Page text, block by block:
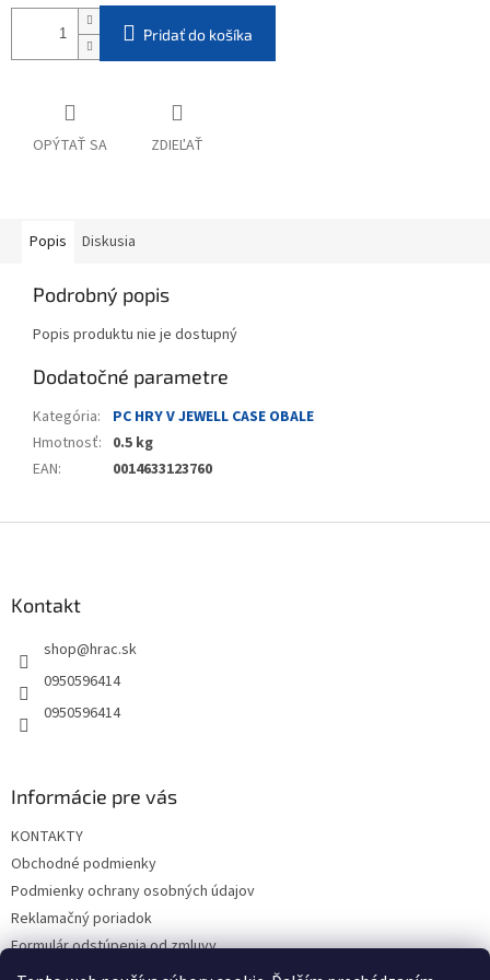
Pridať do košíka
OPÝTAŤ SA ZDIEĽAŤ
Popis Diskusia
Podrobný popis
Popis produktu nie je dostupný
Dodatočné parametre
Kategória:
PC HRY V JEWELL CASE OBALE
Hmotnosť: 0.5 kg
EAN: 0014633123760
Kontakt
shop@hrac.sk
0950596414
0950596414
Informácie pre vás
KONTAKTY
Obchodné podmienky
Podmienky ochrany osobných údajov
Reklamačný poriadok
Formulár odstúpenia od zmluvy
Reklamačný formulár